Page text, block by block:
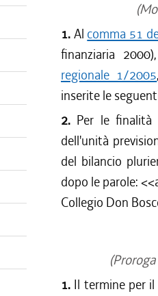
1. Al comma 51
finanziaria
regionale 1/2005
inserite le
2. Per le finalità
dell'unità
del bilancio
dopo le parole:
Collegio Don
1. Il termine per